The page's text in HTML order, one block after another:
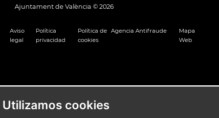
Utilizamos cookies
Ajuntament de València © 2026
Aviso
legal
Política
privacidad
Política de
cookies
Agencia Antifraude
Mapa
Web